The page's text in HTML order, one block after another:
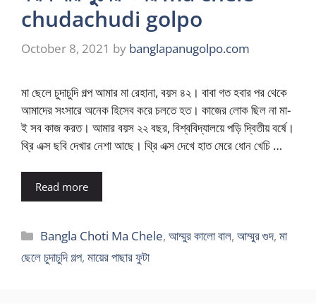
chudachudi golpo
October 8, 2021 by banglapanugolpo.com
মা ছেলে চুদাচুদি গল্প আমার মা রেহানা, বয়স ৪২। বাবা গত হবার পর থেকে
আমাদের সংসারে অনেক হিসেব করে চলতে হত। কাজের লোক ছিল না মা-
ই সব কাজ করত। আমার বয়স ২২ বছর, বিশ্ববিদ্যালয়ে পড়ি দ্বিতীয় বর্ষে।
থ্রি এক্স ছবি দেখার নেশা আছে। থ্রি এক্স দেখে হাত মেরে ধোন খেচি …
Read more
Categories
Bangla Choti Ma Chele,আম্মুর কালো বাল,আম্মুর গুদ,মা
ছেলে চুদাচুদি গল্প, মায়ের পাছার ফুটা